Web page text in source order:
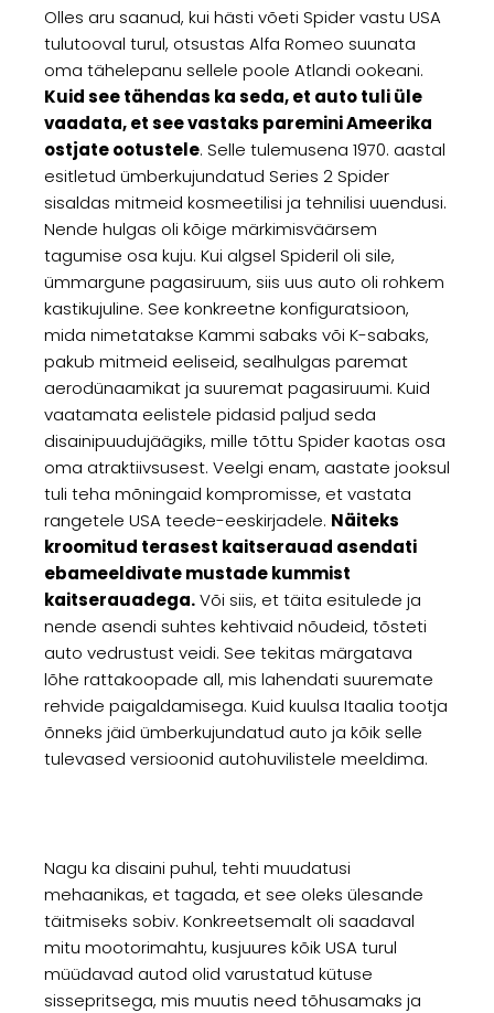
Olles aru saanud, kui hästi võeti Spider vastu USA
tulutooval turul, otsustas Alfa Romeo suunata
oma tähelepanu sellele poole Atlandi ookeani.
Kuid see tähendas ka seda, et auto tuli üle
vaadata, et see vastaks paremini Ameerika
ostjate ootustele. Selle tulemusena 1970. aastal
esitletud ümberkujundatud Series 2 Spider
sisaldas mitmeid kosmeetilisi ja tehnilisi uuendusi.
Nende hulgas oli kõige märkimisväärsem
tagumise osa kuju. Kui algsel Spideril oli sile,
ümmargune pagasiruum, siis uus auto oli rohkem
kastikujuline. See konkreetne konfiguratsioon,
mida nimetatakse Kammi sabaks või K-sabaks,
pakub mitmeid eeliseid, sealhulgas paremat
aerodünaamikat ja suuremat pagasiruumi. Kuid
vaatamata eelistele pidasid paljud seda
disainipuudujäägiks, mille tõttu Spider kaotas osa
oma atraktiivsusest. Veelgi enam, aastate jooksul
tuli teha mõningaid kompromisse, et vastata
rangetele USA teede-eeskirjadele. Näiteks
kroomitud terasest kaitserauad asendati
ebameeldivate mustade kummist
kaitserauadega.Või siis, et täita esitulede ja
nende asendi suhtes kehtivaid nõudeid, tõsteti
auto vedrustust veidi. See tekitas märgatava
lõhe rattakoopade all, mis lahendati suuremate
rehvide paigaldamisega. Kuid kuulsa Itaalia tootja
õnneks jäid ümberkujundatud auto ja kõik selle
tulevased versioonid autohuvilistele meeldima.
Nagu ka disaini puhul, tehti muudatusi
mehaanikas, et tagada, et see oleks ülesande
täitmiseks sobiv. Konkreetsemalt oli saadaval
mitu mootorimahtu, kusjuures kõik USA turul
müüdavad autod olid varustatud kütuse
sissepritsega, mis muutis need tõhusamaks ja